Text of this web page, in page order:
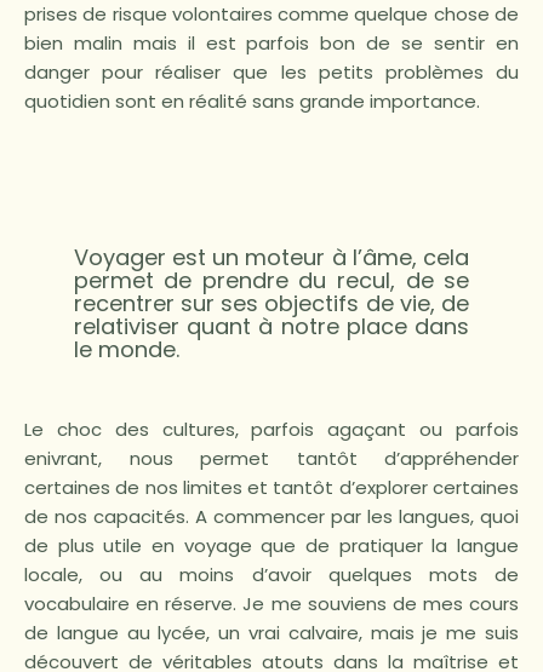
prises de risque volontaires comme quelque chose de
bien malin mais il est parfois bon de se sentir en
danger pour réaliser que les petits problèmes du
quotidien sont en réalité sans grande importance.
Voyager est un moteur à l’âme, cela
permet de prendre du recul, de se
recentrer sur ses objectifs de vie, de
relativiser quant à notre place dans
le monde.
Le choc des cultures, parfois agaçant ou parfois
enivrant, nous permet tantôt d’appréhender
certaines de nos limites et tantôt d’explorer certaines
de nos capacités. A commencer par les langues, quoi
de plus utile en voyage que de pratiquer la langue
locale, ou au moins d’avoir quelques mots de
vocabulaire en réserve. Je me souviens de mes cours
de langue au lycée, un vrai calvaire, mais je me suis
découvert de véritables atouts dans la maîtrise et